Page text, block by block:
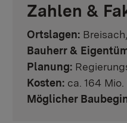
Zahlen &
Ortslagen:
Bauherr &
Planung:
Kosten: ca. 164 Mio.
Möglicher